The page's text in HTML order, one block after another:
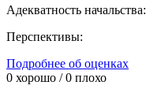
Адекватность начальства:
Перспективы:
Подробнее об оценках
0 хорошо /0 плохо